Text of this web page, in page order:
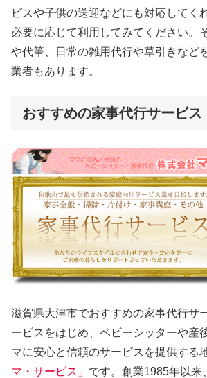
ビスや子供の送迎などにも対応してく
必要に応じて利用してみてください。
や代筆、日常の雑用代行や草引きなど
業者もあります。
おすすめの家事代行サービス
滋賀県大津市でおすすめの家事代行サ
ービスをはじめ、ベビーシッターや産
マに安心と信頼のサービスを提供する
マ・サービス」 です。創業1985年以来